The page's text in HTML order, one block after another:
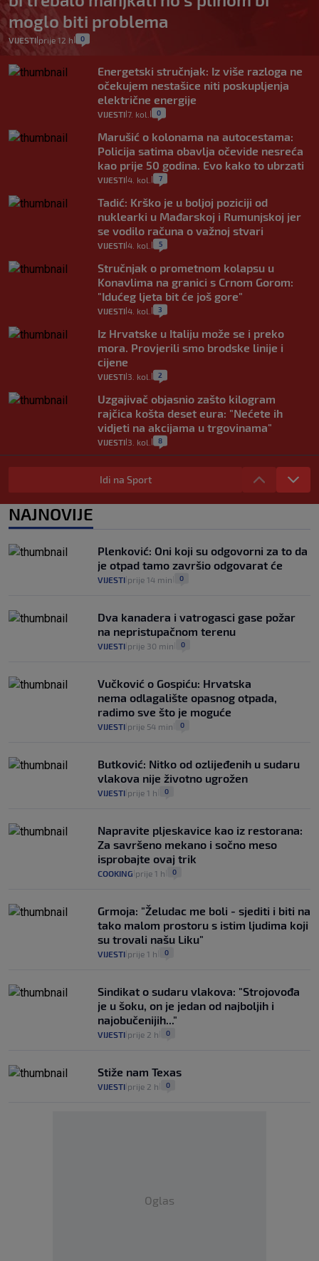
moglo biti problema
VIJESTI| prije 12 h 0
Energetski stručnjak: Iz više razloga ne
očekujem nestašice niti poskupljenja
električne energije
VIJESTI 7. kol. 0
Marušić o kolonama na autocestama:
Policija satima obavlja očevide nesreća
kao prije 50 godina. Evo kako to ubrzati
VIJESTI 4. kol. 7
Tadić: Krško je u boljoj poziciji od
nuklearki u Mađarskoj i Rumunjskoj jer
se vodilo računa o važnoj stvari
VIJESTI 4. kol. 5
Stručnjak o prometnom kolapsu u
Konavlima na granici s Crnom Gorom:
"Idućeg ljeta bit će još gore"
VIJESTI 4. kol. 3
Iz Hrvatske u Italiju može se i preko
mora. Provjerili smo brodske linije i
cijene
VIJESTI 3. kol. 2
Uzgajivač objasnio zašto kilogram
rajčica košta deset eura: "Nećete ih
vidjeti na akcijama u trgovinama"
VIJESTI 3. kol. 8
Selidba je jedno od stresnijih iskustava.
Evo aktualnih cijena i nekoliko savjeta
VIJESTI 2. kol. 0
automobilom na Hvar iz Zagreba, a
koliko iz Osijeka
VIJESTI 2. kol. 14
Idi na Sport
NAJNOVIJE
Plenković: Oni koji su odgovorni za to da
je otpad tamo završio odgovarat će
VIJESTI prije 14 min 0
Dva kanadera i vatrogasci gase požar
na nepristupačnom terenu
VIJESTI prije 30 min 0
Vučković o Gospiću: Hrvatska
nema odlagalište opasnog otpada,
radimo sve što je moguće
VIJESTI prije 54 min 0
Butković: Nitko od ozlijeđenih u sudaru
vlakova nije životno ugrožen
VIJESTI prije 1 h 0
Napravite pljeskavice kao iz restorana:
Za savršeno mekano i sočno meso
isprobajte ovaj trik
COOKING prije 1 h 0
Grmoja: "Želudac me boli - sjediti i biti na
tako malom prostoru s istim ljudima koji
su trovali našu Liku"
VIJESTI prije 1 h 0
Sindikat o sudaru vlakova: "Strojovođa
je u šoku, on je jedan od najboljih i
najobučenijih..."
VIJESTI prije 2 h 0
Stiže nam Texas
VIJESTI prije 2 h 0
Oglas